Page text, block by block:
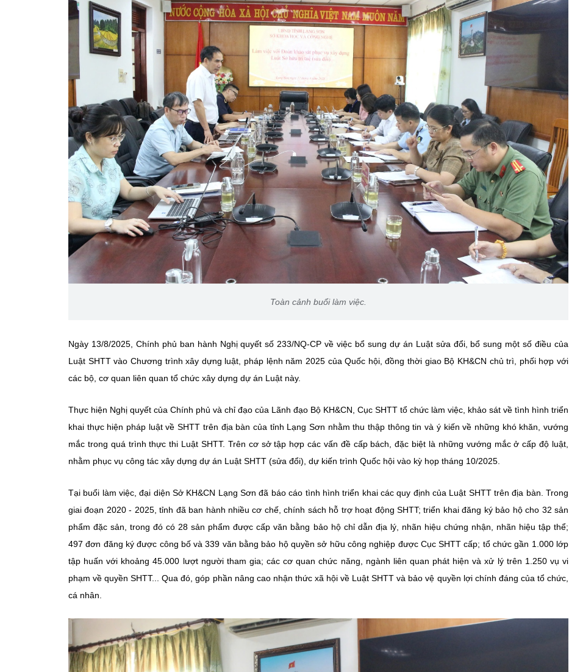
Toàn cảnh buổi làm việc.
Ngày 13/8/2025, Chính phủ ban hành Nghị quyết số 233/NQ-CP về việc bổ sung dự án Luật sửa đổi, bổ sung một số điều của
Luật SHTT vào Chương trình xây dựng luật, pháp lệnh năm 2025 của Quốc hội, đồng thời giao Bộ KH&CN chủ trì, phối hợp với
các bộ, cơ quan liên quan tổ chức xây dựng dự án Luật này.
Thực hiện Nghị quyết của Chính phủ và chỉ đạo của Lãnh đạo Bộ KH&CN, Cục SHTT tổ chức làm việc, khảo sát về tình hình triển
khai thực hiện pháp luật về SHTT trên địa bàn của tỉnh Lạng Sơn nhằm thu thập thông tin và ý kiến về những khó khăn, vướng
mắc trong quá trình thực thi Luật SHTT. Trên cơ sở tập hợp các vấn đề cấp bách, đặc biệt là những vướng mắc ở cấp độ luật,
nhằm phục vụ công tác xây dựng dự án Luật SHTT (sửa đổi), dự kiến trình Quốc hội vào kỳ họp tháng 10/2025.
Tại buổi làm việc, đại diện Sở KH&CN Lạng Sơn đã báo cáo tình hình triển khai các quy định của Luật SHTT trên địa bàn. Trong
giai đoạn 2020 - 2025, tỉnh đã ban hành nhiều cơ chế, chính sách hỗ trợ hoạt động SHTT; triển khai đăng ký bảo hộ cho 32 sản
phẩm đặc sản, trong đó có 28 sản phẩm được cấp văn bằng bảo hộ chỉ dẫn địa lý, nhãn hiệu chứng nhận, nhãn hiệu tập thể;
497 đơn đăng ký được công bố và 339 văn bằng bảo hộ quyền sở hữu công nghiệp được Cục SHTT cấp; tổ chức gần 1.000 lớp
tập huấn với khoảng 45.000 lượt người tham gia; các cơ quan chức năng, ngành liên quan phát hiện và xử lý trên 1.250 vụ vi
phạm về quyền SHTT... Qua đó, góp phần nâng cao nhận thức xã hội về Luật SHTT và bảo vệ quyền lợi chính đáng của tổ chức,
cá nhân.